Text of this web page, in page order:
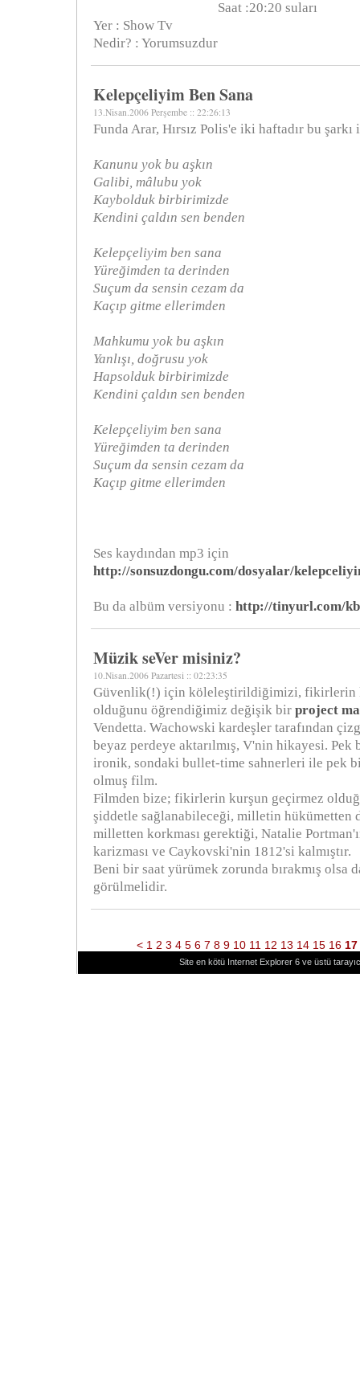
Saat :20:20 suları
Yer : Show Tv
Nedir? : Yorumsuzdur
Kelepçeliyim Ben Sana
13.Nisan.2006 Perşembe :: 22:26:13
Funda Arar, Hırsız Polis'e iki haftadır bu
Kanunu yok bu aşkın
Galibi, mâlubu yok
Kaybolduk birbirimizde
Kendini çaldın sen benden
Kelepçeliyim ben sana
Yüreğimden ta derinden
Suçum da sensin cezam da
Kaçıp gitme ellerimden
Mahkumu yok bu aşkın
Yanlışı, doğrusu yok
Hapsolduk birbirimizde
Kendini çaldın sen benden
Kelepçeliyim ben sana
Yüreğimden ta derinden
Suçum da sensin cezam da
Kaçıp gitme ellerimden
Ses kaydından mp3 için
http://sonsuzdongu.com/dosyalar/
Bu da albüm versiyonu : http://tinyurl.com/
Müzik seVer misiniz?
10.Nisan.2006 Pazartesi :: 02:23:35
Güvenlik(!) için köleleştirildiğimizi, fikirlerin
olduğunu öğrendiğimiz değişik bir project
Vendetta. Wachowski kardeşler tarafından
beyaz perdeye aktarılmış, V'nin hikayesi.
ironik, sondaki bullet-time sahnerleri ile pek
olmuş film.
Filmden bize; fikirlerin kurşun geçirmez
şiddetle sağlanabileceği, milletin hükümetten
milletten korkması gerektiği, Natalie
karizması ve Caykovski'nin 1812'si kalmıştır.
Beni bir saat yürümek zorunda bırakmış olsa
görülmelidir.
< 1 2 3 4 5 6 7 8 9 10 11 12 13 14 15 16 17
Site en kötü Internet Explorer 6 ve üstü